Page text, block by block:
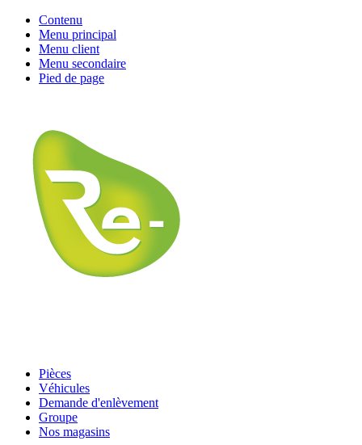
Contenu
Menu principal
Menu client
Menu secondaire
Pied de page
Pièces
Véhicules
Demande d'enlèvement
Groupe
Nos magasins